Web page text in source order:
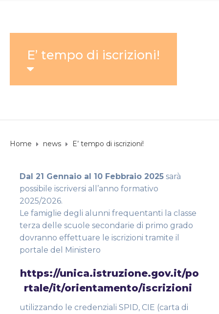
E’ tempo di iscrizioni!
Home news E’ tempo di iscrizioni!
Dal 21 Gennaio al 10 Febbraio 2025 sarà
possibile iscriversi all’anno formativo
2025/2026.
Le famiglie degli alunni frequentanti la classe
terza delle scuole secondarie di primo grado
dovranno effettuare le iscrizioni tramite il
portale del Ministero
https://unica.istruzione.gov.it/po
rtale/it/orientamento/iscrizioni
utilizzando le credenziali SPID, CIE (carta di